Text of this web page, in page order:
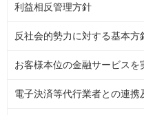
利益相反管理方針
反社会的勢力に対する基本方
お客様本位の金融サービスを
電子決済等代行業者との連携